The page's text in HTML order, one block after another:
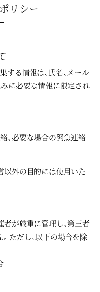
リシー
する情報は、氏名、メール
みに必要な情報に限定され
、必要な場合の緊急連絡
以外の目的には使用いた
者が厳重に管理し、第三者
ただし、以下の場合を除